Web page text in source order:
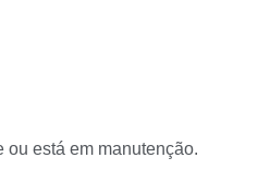
está em manutenção.